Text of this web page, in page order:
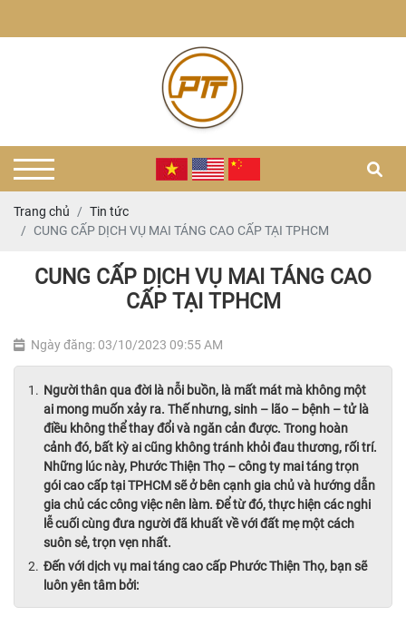
Trang chủ
Tin tức
CUNG CẤP DỊCH VỤ MAI TÁNG CAO CẤP TẠI TPHCM
CUNG CẤP DỊCH VỤ MAI TÁNG CAO
CẤP TẠI TPHCM
Ngày đăng: 03/10/2023 09:55 AM
Người thân qua đời là nỗi buồn, là mất mát mà không một
ai mong muốn xảy ra. Thế nhưng, sinh – lão – bệnh – tử là
điều không thể thay đổi và ngăn cản được. Trong hoàn
cảnh đó, bất kỳ ai cũng không tránh khỏi đau thương, rối trí.
Những lúc này, Phước Thiện Thọ – công ty mai táng trọn
gói cao cấp tại TPHCM sẽ ở bên cạnh gia chủ và hướng dẫn
gia chủ các công việc nên làm. Để từ đó, thực hiện các nghi
lễ cuối cùng đưa người đã khuất về với đất mẹ một cách
suôn sẻ, trọn vẹn nhất.
Đến với dịch vụ mai táng cao cấp Phước Thiện Thọ, bạn sẽ
luôn yên tâm bởi: